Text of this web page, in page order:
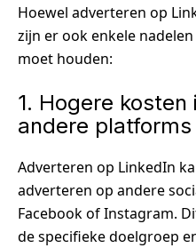
Hoewel adverteren op
zijn er ook enkele
moet houden:
1. Hogere
andere platforms
Adverteren op LinkedIn
adverteren op andere
Facebook of Instagram.
de specifieke doelgroep